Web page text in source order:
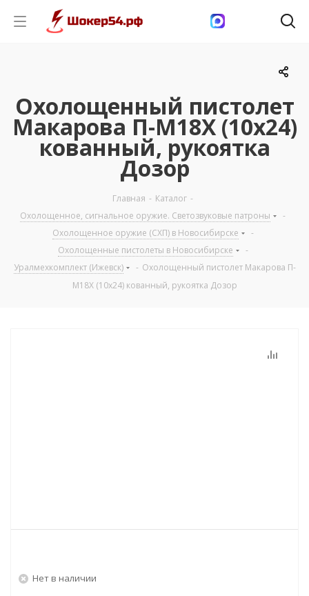
Охолощенный пистолет
Макарова П-М18Х (10х24)
кованный, рукоятка
Дозор
Главная - Каталог -
Охолощенное, сигнальное оружие. Светозвуковые патроны
-
Охолощенное оружие (СХП) в Новосибирске
-
Охолощенные пистолеты в Новосибирске
-
Уралмехкомплект (Ижевск)
- Охолощенный пистолет Макарова П-
М18Х (10х24) кованный, рукоятка Дозор
Нет в наличии